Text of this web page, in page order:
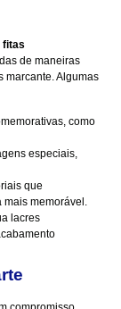
fitas
de maneiras
marcante. Algumas
como
especiais,
que
mais memorável.
lacres